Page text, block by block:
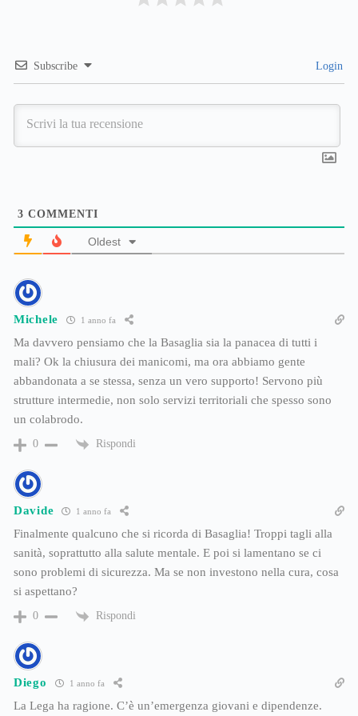
Subscribe Login
3 COMMENTI
Oldest
Michele 1 anno fa
Ma davvero pensiamo che la Basaglia sia la panacea di tutti i
mali? Ok la chiusura dei manicomi, ma ora abbiamo gente
abbandonata a se stessa, senza un vero supporto! Servono più
strutture intermedie, non solo servizi territoriali che spesso sono
un colabrodo.
0 Rispondi
Davide 1 anno fa
Finalmente qualcuno che si ricorda di Basaglia! Troppi tagli alla
sanità, soprattutto alla salute mentale. E poi si lamentano se ci
sono problemi di sicurezza. Ma se non investono nella cura, cosa
si aspettano?
0 Rispondi
Diego 1 anno fa
La Lega ha ragione. C’è un’emergenza giovani e dipendenze.